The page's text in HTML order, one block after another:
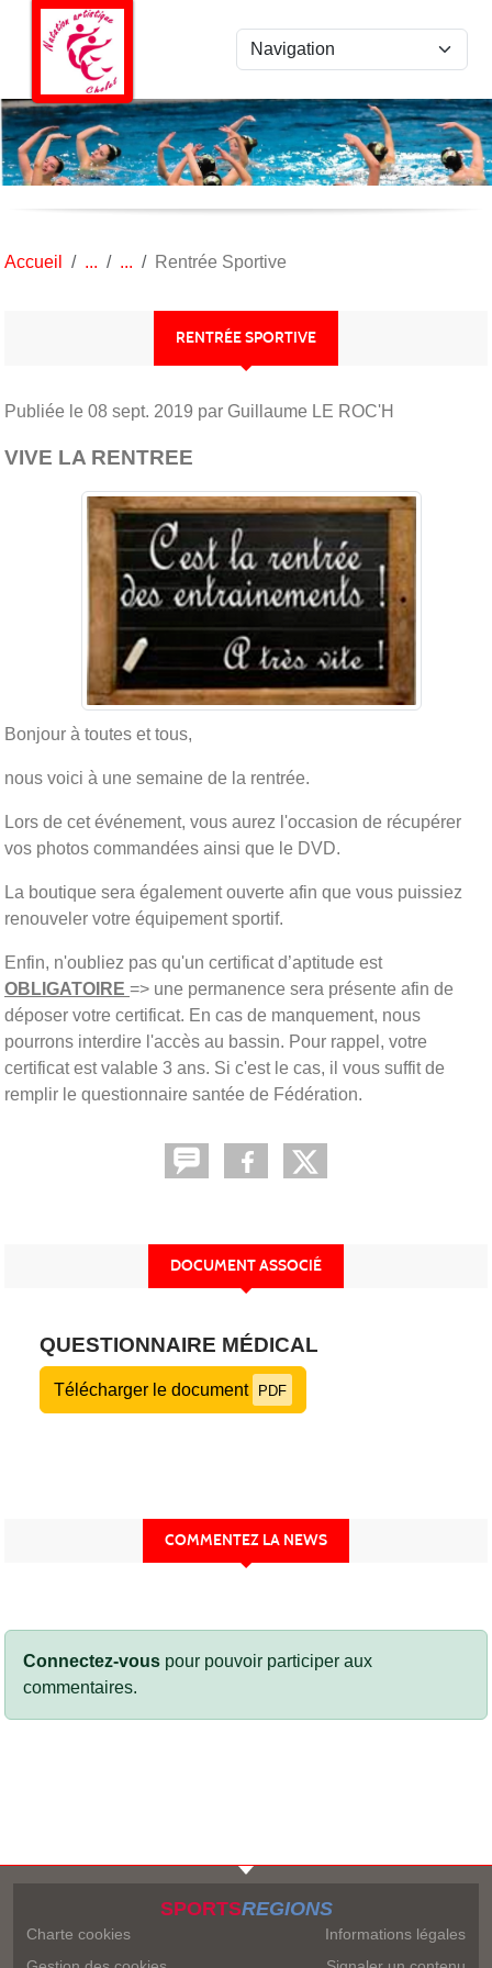
Accueil Rentrée Sportive
RENTRÉE SPORTIVE
Publiée le 08 sept. 2019 par Guillaume LE ROC'H
VIVE LA RENTREE
Bonjour à toutes et tous,
nous voici à une semaine de la rentrée.
Lors de cet événement, vous aurez l'occasion de récupérer
vos photos commandées ainsi que le DVD.
La boutique sera également ouverte afin que vous puissiez
renouveler votre équipement sportif.
Enfin, n'oubliez pas qu'un certificat d’aptitude est
OBLIGATOIRE => une permanence sera présente afin de
déposer votre certificat. En cas de manquement, nous
pourrons interdire l'accès au bassin. Pour rappel, votre
certificat est valable 3 ans. Si c'est le cas, il vous suffit de
remplir le questionnaire santée de Fédération.
DOCUMENT ASSOCIÉ
QUESTIONNAIRE MÉDICAL
Télécharger le document PDF
COMMENTEZ LA NEWS
Connectez-vous pour pouvoir participer aux
commentaires.
SPORTSREGIONS
Charte cookies
Informations légales
Panneau de gestion des cookies